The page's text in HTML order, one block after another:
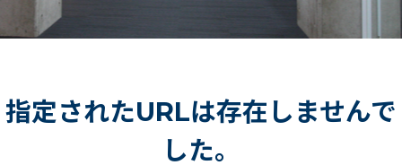
指定されたURLは存在しませんで
した。